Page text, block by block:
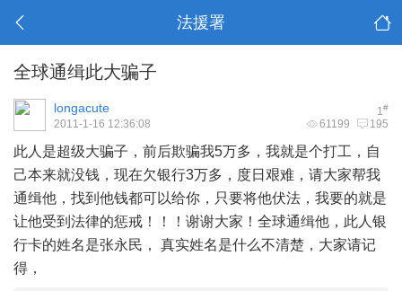
法援署
全球通缉此大骗子
1#
longacute
61199 195
2011-1-16 12:36:08
此人是超级大骗子，前后欺骗我5万多，我就是个打工，自
己本来就没钱，现在欠银行3万多，度日艰难，请大家帮我
通缉他，找到他钱都可以给你，只要将他伏法，我要的就是
让他受到法律的惩戒！！！谢谢大家！全球通缉他，此人银
行卡的姓名是张永民， 真实姓名是什么不清楚，大家请记
得，